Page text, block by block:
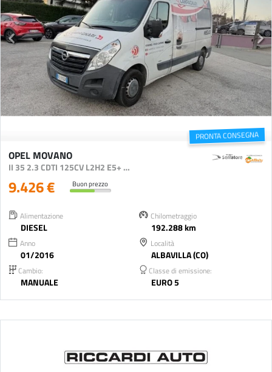
PRONTA CONSEGNA
OPEL MOVANO
II 35 2.3 CDTI 125CV L2H2 E5+ F.L.
9.426 € Buon prezzo
Alimentazione
DIESEL
Chilometraggio
192.288 km
Anno
01/2016
Località
ALBAVILLA (CO)
Cambio:
MANUALE
Classe di emissione:
EURO 5